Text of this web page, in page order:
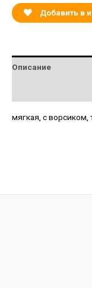
Добавить в
Описание
мягкая, с ворсиком,